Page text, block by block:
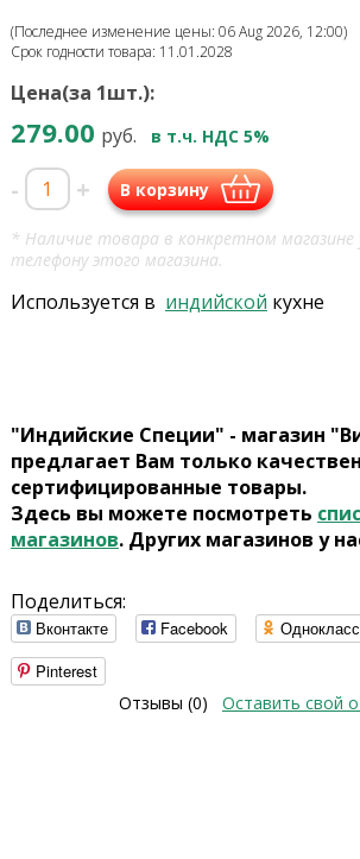
(Последнее изменение цены: 06 Aug 2026, 12:00)
Срок годности товара: 11.01.2028
Цена(за 1шт.):
279.00 руб. в т.ч. НДС 5%
- + В корзину
* Наличие товара в конкретном
телефону этого магазина.
Используется в индийской кухне
"Индийские Специи" - магазин
предлагает Вам только
сертифицированные товары.
Здесь вы можете посмотреть
магазинов. Других магазинов у
Поделиться:
Вконтакте Facebook
Pinterest
Отзывы (0)
Оставить свой